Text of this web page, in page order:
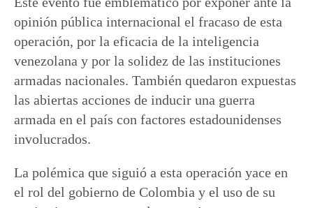
opinión pública internacional el fracaso de esta
operación, por la eficacia de la inteligencia
venezolana y por la solidez de las instituciones
armadas nacionales. También quedaron expuestas
las abiertas acciones de inducir una guerra
armada en el país con factores estadounidenses
involucrados.
La polémica que siguió a esta operación yace en
el rol del gobierno de Colombia y el uso de su